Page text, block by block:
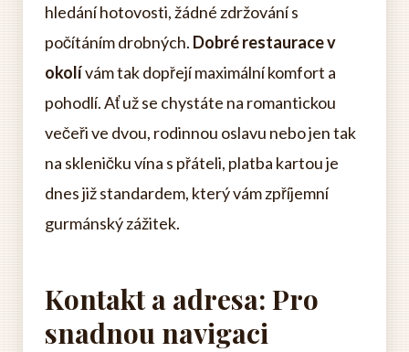
hledání hotovosti, žádné zdržování s
počítáním drobných. Dobré restaurace v
okolívám tak dopřejí maximální komfort a
pohodlí. Ať už se chystáte na romantickou
večeři ve dvou, rodinnou oslavu nebo jen tak
na skleničku vína s přáteli, platba kartou je
dnes již standardem, který vám zpříjemní
gurmánský zážitek.
Kontakt a adresa: Pro
snadnou navigaci